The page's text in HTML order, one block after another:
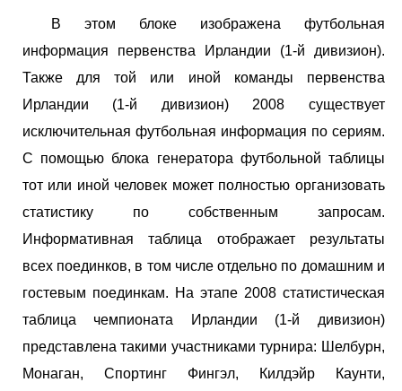
В этом блоке изображена футбольная
информация первенства Ирландии (1-й дивизион).
Также для той или иной команды первенства
Ирландии (1-й дивизион) 2008 существует
исключительная футбольная информация по сериям.
С помощью блока генератора футбольной таблицы
тот или иной человек может полностью организовать
статистику по собственным запросам.
Информативная таблица отображает результаты
всех поединков, в том числе отдельно по домашним и
гостевым поединкам. На этапе 2008 статистическая
таблица чемпионата Ирландии (1-й дивизион)
представлена такими участниками турнира: Шелбурн,
Монаган, Спортинг Фингэл, Килдэйр Каунти,